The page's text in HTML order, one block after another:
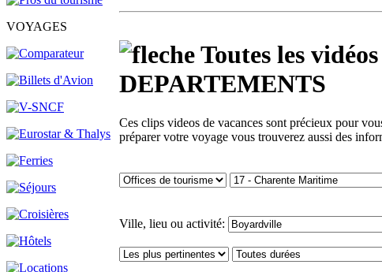
VOYAGES
Toutes les
DEPARTEMENTS
Ces clips videos de vacances sont précieux pour
préparer votre voyage vous trouverez aussi des
Ville, lieu ou activité: